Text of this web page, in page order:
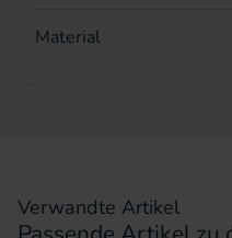
Material
Verwandte Artikel